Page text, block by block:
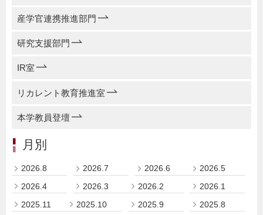
産学官連携推進部門
研究支援部門
IR室
リカレント教育推進室
本学教員登壇
月別
2026.8 2026.7 2026.6
2026.5
2026.4
2026.3 2026.2
2026.1
2025.11
2025.10 2025.9
2025.8